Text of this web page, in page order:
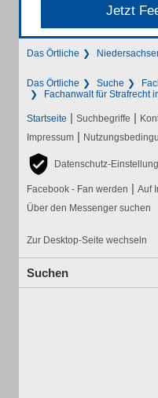
Jetzt
Das Örtliche
Das Örtliche Suche
Fachanwalt für Strafrecht
Startseite | Suchbegriffe |
Impressum |
Datenschutz-
Facebook - Fan werden | Auf
Über den Messenger suchen
Zur Desktop-Seite wechseln
Suchen